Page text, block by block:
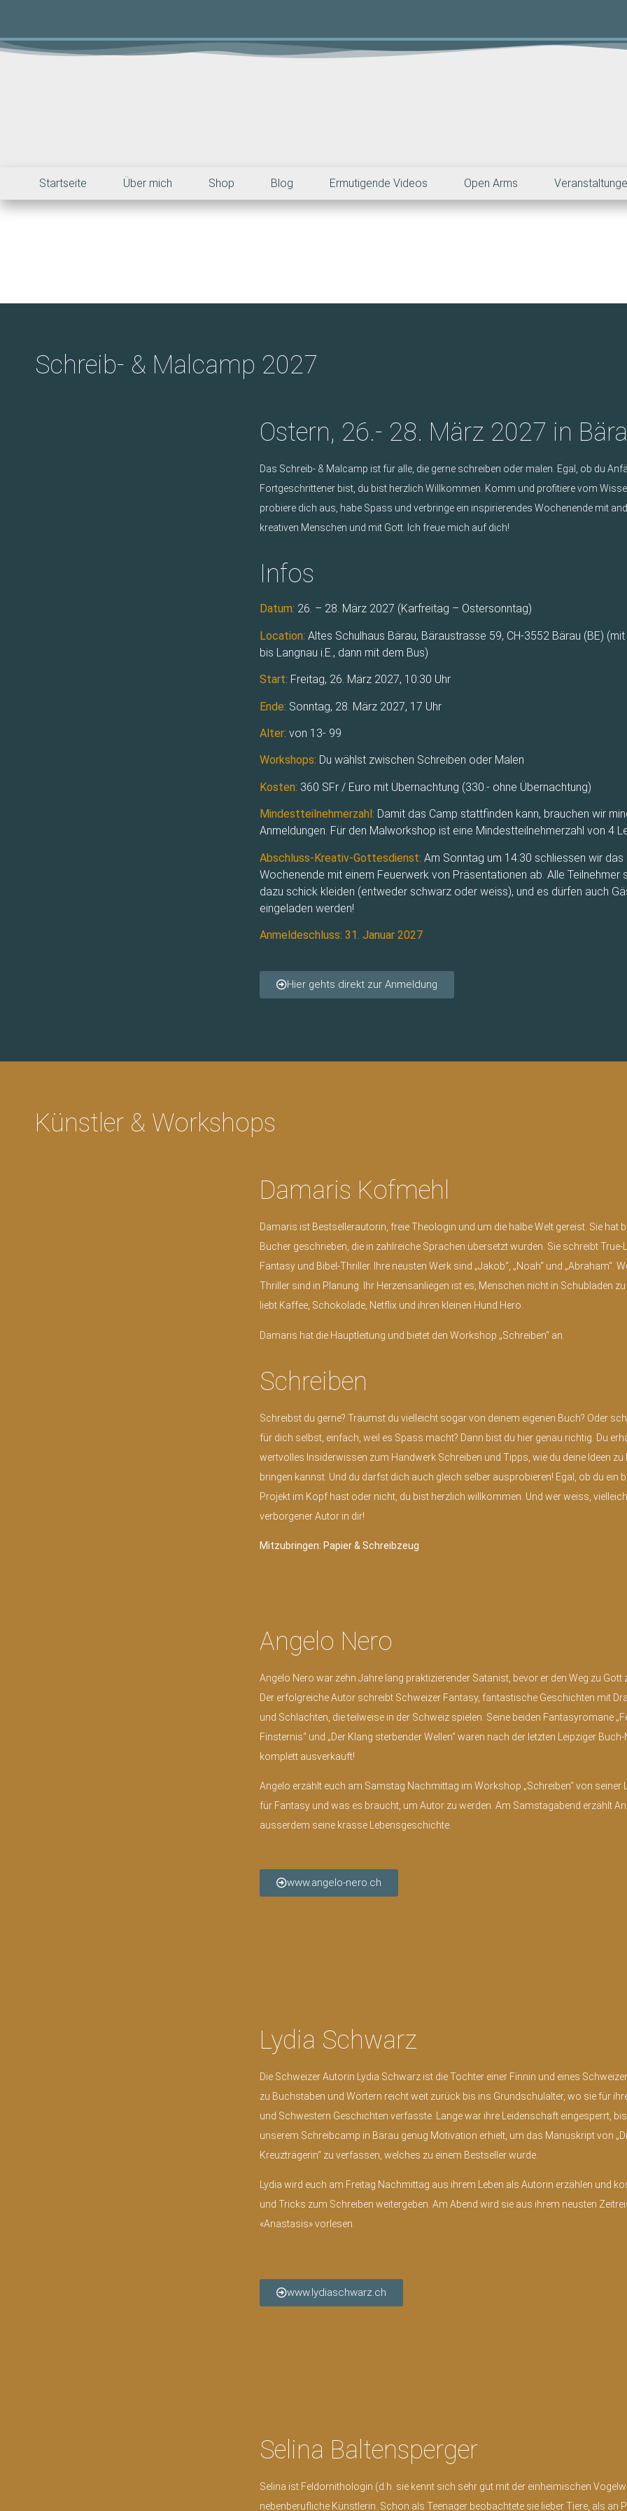
Startseite Über mich Shop Blog Ermutigende Videos Open Arms
Schreib- & Malcamp 2027
Ostern, 26.- 28. März 2027 in
Das Schreib- & Malcamp ist für alle, die gerne schreiben oder malen. Egal, ob du
Fortgeschrittener bist, du bist herzlich Willkommen. Komm und profitiere vom
probiere dich aus, habe Spass und verbringe ein inspirierendes Wochenende mit
kreativen Menschen und mit Gott. Ich freue mich auf dich!
Infos
Datum: 26. – 28. März 2027 (Karfreitag – Ostersonntag)
Location: Altes Schulhaus Bärau, Bäraustrasse 59, CH-3552 Bärau (BE)
bis Langnau i.E., dann mit dem Bus)
Start: Freitag, 26. März 2027, 10:30 Uhr
Ende: Sonntag, 28. März 2027, 17 Uhr
Alter: von 13- 99
Workshops: Du wählst zwischen Schreiben oder Malen
Kosten: 360 SFr / Euro mit Übernachtung (330.- ohne Übernachtung)
Mindestteilnehmerzahl: Damit das Camp stattfinden kann, brauchen wir
Anmeldungen. Für den Malworkshop ist eine Mindestteilnehmerzahl von 4
Abschluss-Kreativ-Gottesdienst: Am Sonntag um 14:30 schliessen wir das
Wochenende mit einem Feuerwerk von Präsentationen ab. Alle Teilnehmer
dazu schick kleiden (entweder schwarz oder weiss), und es dürfen auch
eingeladen werden!
Anmeldeschluss: 31. Januar 2027
Hier gehts direkt zur Anmeldung
Künstler & Workshops
Damaris Kofmehl
Damaris ist Bestsellerautorin, freie Theologin und um die halbe Welt gereist. Sie hat
Bücher geschrieben, die in zahlreiche Sprachen übersetzt wurden. Sie schreibt True-
Fantasy und Bibel-Thriller. Ihre neusten Werk sind „Jakob“, „Noah“ und „Abraham“.
Thriller sind in Planung. Ihr Herzensanliegen ist es, Menschen nicht in Schubladen
liebt Kaffee, Schokolade, Netflix und ihren kleinen Hund Hero.
Damaris hat die Hauptleitung und bietet den Workshop „Schreiben“ an.
Schreiben
Schreibst du gerne? Träumst du vielleicht sogar von deinem eigenen Buch? Oder
für dich selbst, einfach, weil es Spass macht? Dann bist du hier genau richtig. Du
wertvolles Insiderwissen zum Handwerk Schreiben und Tipps, wie du deine Ideen zu
bringen kannst. Und du darfst dich auch gleich selber ausprobieren! Egal, ob du ein
Projekt im Kopf hast oder nicht, du bist herzlich willkommen. Und wer weiss,
verborgener Autor in dir!
Mitzubringen: Papier & Schreibzeug
Angelo Nero
Angelo Nero war zehn Jahre lang praktizierender Satanist, bevor er den Weg zu Gott
Der erfolgreiche Autor schreibt Schweizer Fantasy, fantastische Geschichten mit
und Schlachten, die teilweise in der Schweiz spielen. Seine beiden Fantasyromane
Finsternis“ und „Der Klang sterbender Wellen“ waren nach der letzten Leipziger
komplett ausverkauft!
Angelo erzählt euch am Samstag Nachmittag im Workshop „Schreiben“ von seiner
für Fantasy und was es braucht, um Autor zu werden. Am Samstagabend erzählt
ausserdem seine krasse Lebensgeschichte.
www.angelo-nero.ch
Lydia Schwarz
Die Schweizer Autorin Lydia Schwarz ist die Tochter einer Finnin und eines
zu Buchstaben und Wörtern reicht weit zurück bis ins Grundschulalter, wo sie für
und Schwestern Geschichten verfasste. Lange war ihre Leidenschaft eingesperrt,
unserem Schreibcamp in Bärau genug Motivation erhielt, um das Manuskript von
Kreuzträgerin“ zu verfassen, welches zu einem Bestseller wurde.
Lydia wird euch am Freitag Nachmittag aus ihrem Leben als Autorin erzählen und
und Tricks zum Schreiben weitergeben. Am Abend wird sie aus ihrem neusten
«Anastasis» vorlesen.
www.lydiaschwarz.ch
Selina Baltensperger
Selina ist Feldornithologin (d.h. sie kennt sich sehr gut mit der einheimischen
nebenberufliche Künstlerin. Schon als Teenager beobachtete sie lieber Tiere, als an